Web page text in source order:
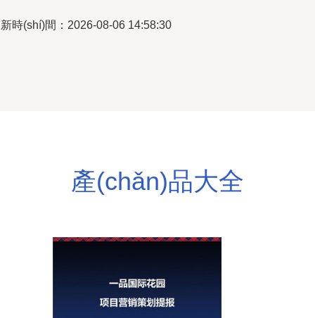
時(shí)間：2026-08-06 14:58:30
產(chǎn)品大全